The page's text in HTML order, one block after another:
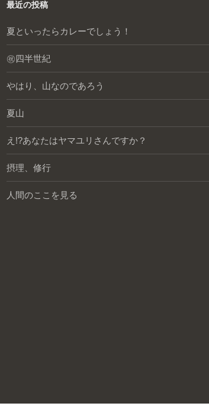
最近の投稿
夏といったらカレーでしょう！
㊗️四半世紀
やはり、山なのであろう
夏山
え!?あなたはヤマユリさんですか？
摂理、修行
人間のここを見る